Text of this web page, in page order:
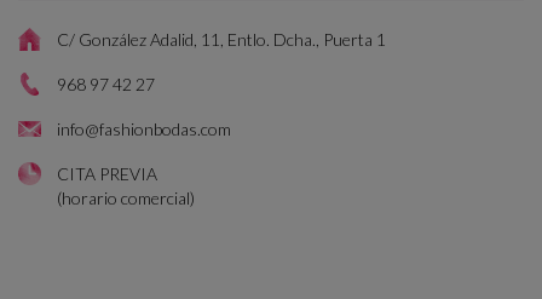
C/ González Adalid, 11, Entlo. Dcha., Puerta 1
968 97 42 27
info@fashionbodas.com
CITA PREVIA
(horario comercial)